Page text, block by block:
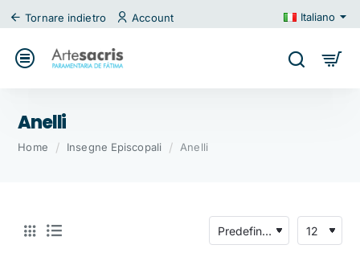
Tornare indietro Account Italiano
Anelli
HomehomeInsegne Episcopali Anelli